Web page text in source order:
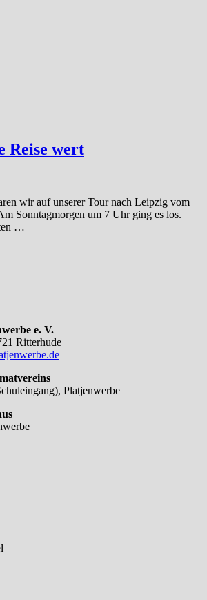
Reise wert
wir auf unserer Tour nach Leipzig vom
Sonntagmorgen um 7 Uhr ging es los.
…
e. V.
Ritterhude
Platjenwerbe